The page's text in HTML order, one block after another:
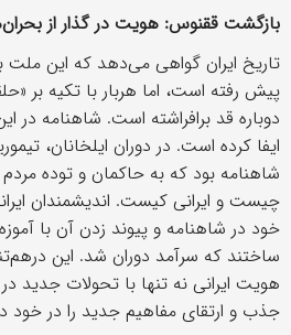
بازگشت ققنوس: هویت در گذار از
تاریخ ایران گواهی می‌دهد که این ملت
پیش رفته است، اما هربار با تکیه بر
دوباره قد برافراشته است. شاهنامه در
ایفا کرده است. در دوران ایلخانان،
شاهنامه بود که به حاکمان و توده مردم
چیست و ایرانی کیست. اندیشمندان
خود در شاهنامه و پیوند زدن آن با
ساختند که سرآمد دوران شد. این
هویت ایرانی نه تنها با تحولات جدید
جذب و ارتقای مفاهیم جدید را در خود